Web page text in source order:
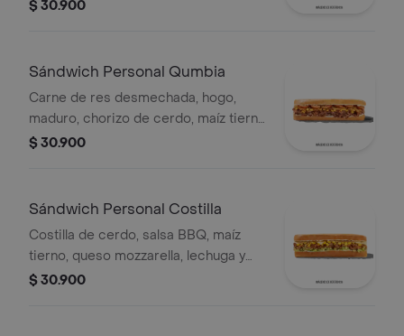
$ 30.900
Sándwich Personal Qumbia
Carne de res desmechada, hogo,
maduro, chorizo de cerdo, maíz tierno
y salsa Qbano.
$ 30.900
Sándwich Personal Costilla
Costilla de cerdo, salsa BBQ, maíz
tierno, queso mozzarella, lechuga y
salsa Qbano.
$ 30.900